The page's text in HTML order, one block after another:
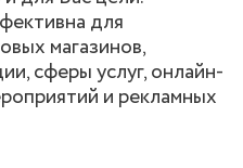
для
магазинов,
сферы услуг, онлайн-
и рекламных